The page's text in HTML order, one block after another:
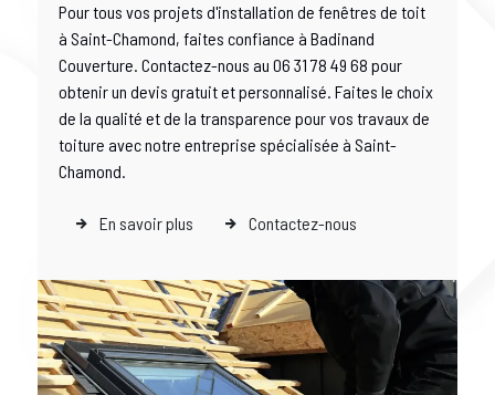
Pour tous vos projets d'installation de fenêtres de toit
à Saint-Chamond, faites confiance à Badinand
Couverture. Contactez-nous au 06 31 78 49 68 pour
obtenir un devis gratuit et personnalisé. Faites le choix
de la qualité et de la transparence pour vos travaux de
toiture avec notre entreprise spécialisée à Saint-
Chamond.
En savoir plus Contactez-nous